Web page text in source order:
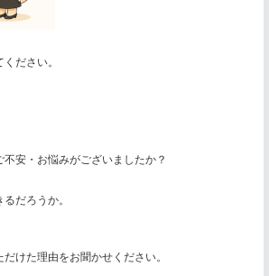
ださい。
安・お悩みがございましたか？
だろうか。
けた理由をお聞かせください。